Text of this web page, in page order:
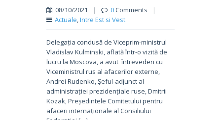
08/10/2021 | 0Comments
|
Actuale,Intre Est si Vest
Delegația condusă de Viceprim-ministrul
Vladislav Kulminski, aflată într-o vizită de
lucru la Moscova, a avut întrevederi cu
Viceministrul rus al afacerilor externe,
Andrei Rudenko, Șeful-adjunct al
administrației prezidențiale ruse, Dmitrii
Kozak, Președintele Comitetului pentru
afaceri internaționale al Consiliului